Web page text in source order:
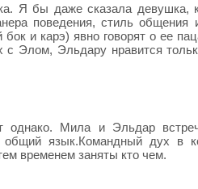
Я бы даже сказала девушка,
поведения, стиль общения
и карэ) явно говорят о ее
с Элом, Эльдару нравится
однако. Мила и Эльдар
язык.Командный дух в
временем заняты кто чем.